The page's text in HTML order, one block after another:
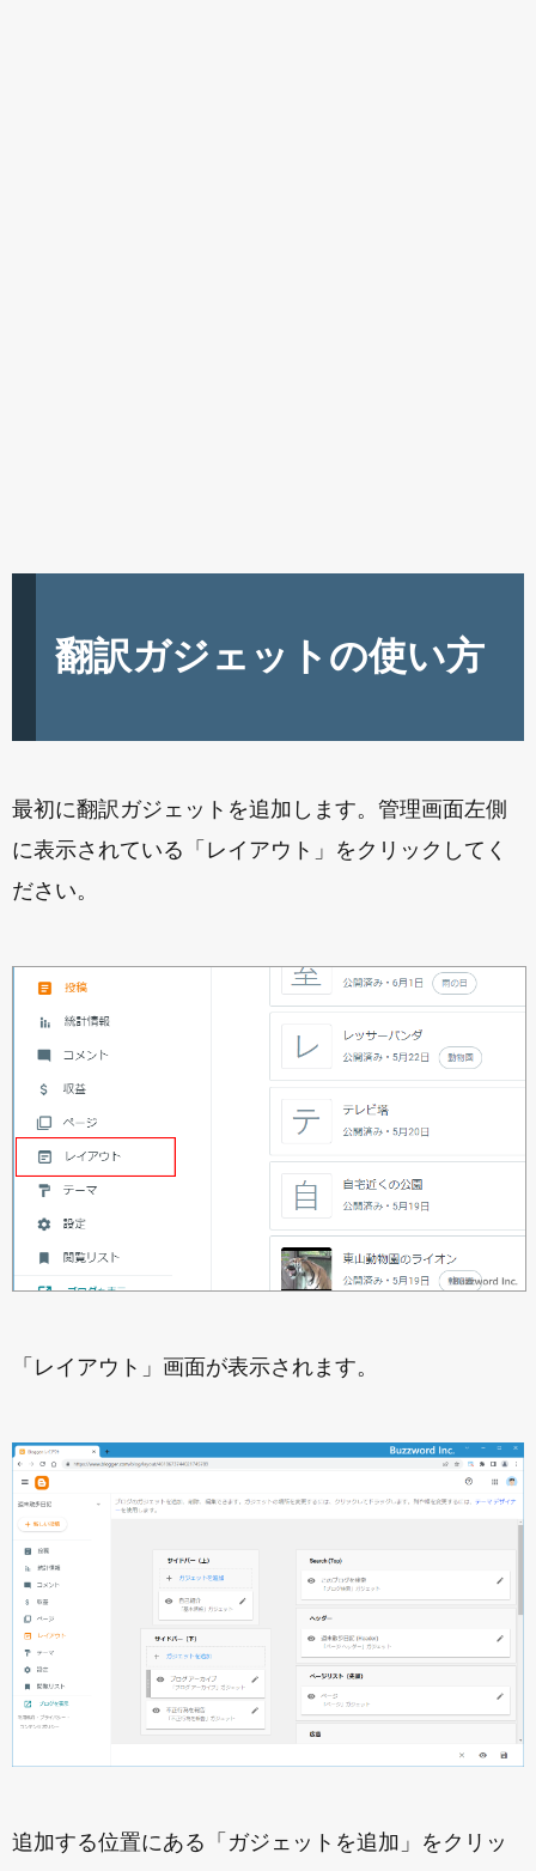
翻訳ガジェットの使い方
最初に翻訳ガジェットを追加します。管理画面左側
に表示されている「レイアウト」をクリックしてく
ださい。
「レイアウト」画面が表示されます。
追加する位置にある「ガジェットを追加」をクリッ